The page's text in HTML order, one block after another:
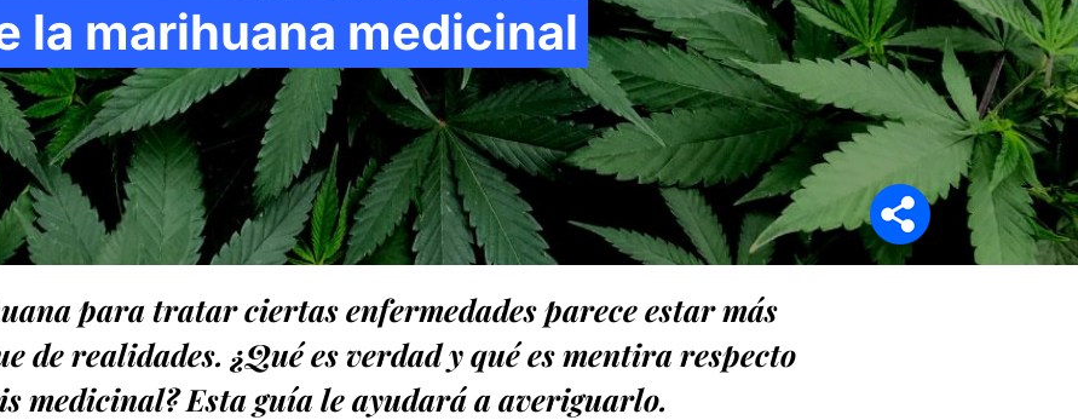
Síganos en
la marihuana medicinal
para tratar ciertas enfermedades parece estar más
de realidades. ¿Qué es verdad y qué es mentira respecto
medicinal? Esta guía le ayudará a averiguarlo.